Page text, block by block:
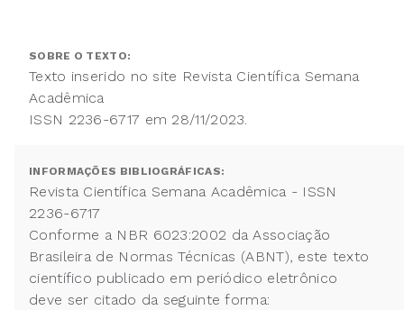
SOBRE O TEXTO:
Texto inserido no site Revista Científica Semana
Acadêmica
ISSN 2236-6717 em 28/11/2023.
INFORMAÇÕES BIBLIOGRÁFICAS:
Revista Científica Semana Acadêmica - ISSN
2236-6717
Conforme a NBR 6023:2002 da Associação
Brasileira de Normas Técnicas (ABNT), este texto
científico publicado em periódico eletrônico
deve ser citado da seguinte forma: